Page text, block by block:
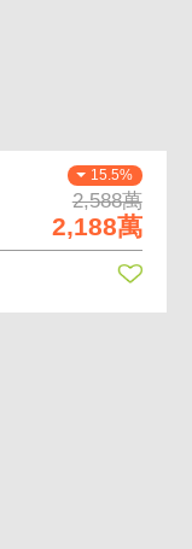
15.5%
2,588萬
2,188萬